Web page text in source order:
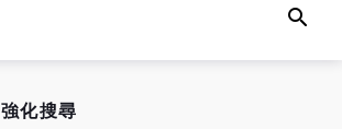
強化搜尋